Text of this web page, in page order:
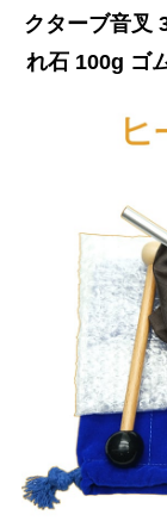
クターブ音叉
れ石 100g ゴ